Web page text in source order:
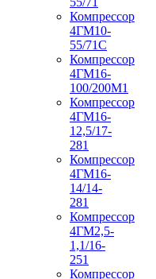
Компрессор
4ГМ10-
55/71С
Компрессор
4ГМ16-
100/200М1
Компрессор
4ГМ16-
12,5/17-
281
Компрессор
4ГМ16-
14/14-
281
Компрессор
4ГМ2,5-
1,1/16-
251
Компрессор